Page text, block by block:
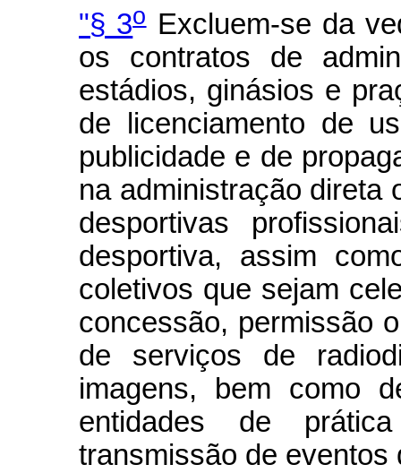
"§ 3oExcluem-se da
os contratos de
estádios, ginásios e
de licenciamento de
publicidade e de
na administração direta
desportivas
desportiva, assim
coletivos que sejam
concessão, permissão
de serviços de
imagens, bem como
entidades de
transmissão de eventos